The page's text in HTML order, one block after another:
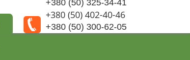
+380 (50) 325-34-41
+380 (50) 402-40-46
+380 (50) 300-62-05